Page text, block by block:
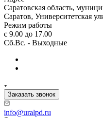
Саратовская область,
Саратов, Университетская
Режим работы
с 9.00 до 17.00
Сб.Вс. - Выходные
Заказать звонок
info@uralpd.ru